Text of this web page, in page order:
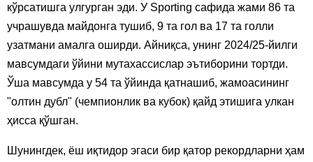
кўрсатишга улгурган эди. У Sporting сафида жами 86 та
учрашувда майдонга тушиб, 9 та гол ва 17 та голли
узатмани амалга оширди. Айниқса, унинг 2024/25-йилги
мавсумдаги ўйини мутахассислар эътиборини тортди.
Ўша мавсумда у 54 та ўйинда қатнашиб, жамоасининг
"олтин дубл" (чемпионлик ва кубок) қайд этишига улкан
ҳисса қўшган.
Шунингдек, ёш иқтидор эгаси бир қатор рекордларни ҳам